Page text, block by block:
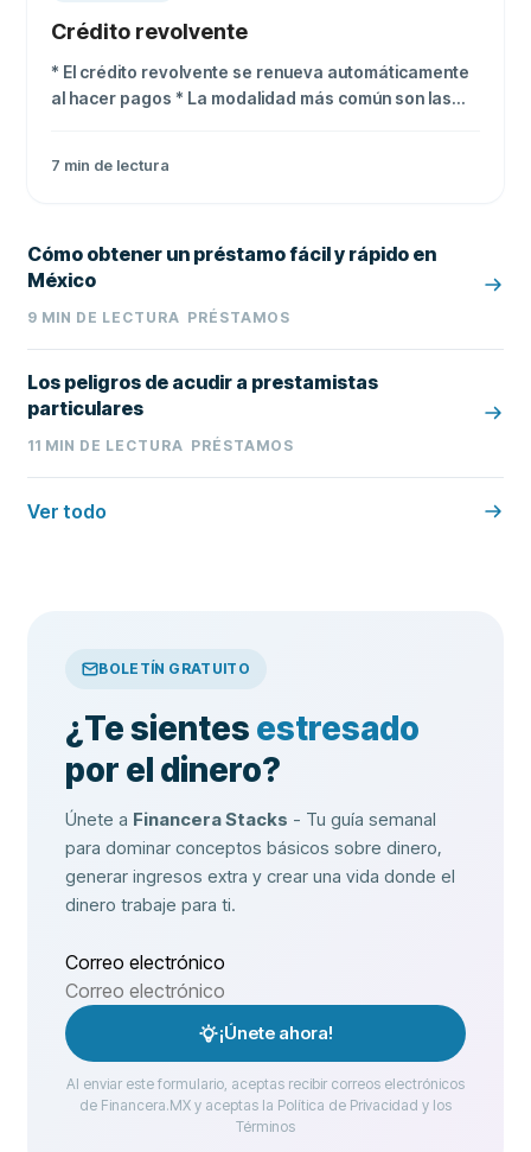
Crédito revolvente
* El crédito revolvente se renueva automáticamente
al hacer pagos * La modalidad más común son las
7 min de lectura
Cómo obtener un préstamo fácil y rápido en
México
9 MIN DE LECTURA PRÉSTAMOS
Los peligros de acudir a prestamistas
particulares
11 MIN DE LECTURA PRÉSTAMOS
Ver todo
BOLETÍN GRATUITO
¿Te sientes estresado
por el dinero?
Únete a Financera Stacks - Tu guía semanal
para dominar conceptos básicos sobre dinero,
generar ingresos extra y crear una vida donde el
dinero trabaje para ti.
Correo electrónico
¡Únete ahora!
Al enviar este formulario, aceptas recibir correos electrónicos
de Financera.MX y aceptas la Política de Privacidad y los
Términos